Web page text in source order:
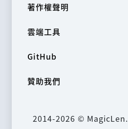
著作權聲明
雲端工具
GitHub
贊助我們
2014-2026 © MagicLen.